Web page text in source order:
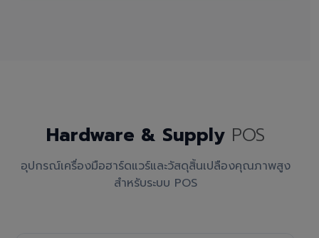
Hardware & Supply POS
อุปกรณ์เครื่องมือฮาร์ดแวร์และวัสดุสิ้นเปลืองคุณภาพสูง
สำหรับระบบ POS